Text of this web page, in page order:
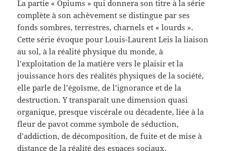
La partie « Opiums » qui donnera son titre à la série
complète à son achèvement se distingue par ses
fonds sombres, terrestres, charnels et « lourds ».
Cette série évoque pour Louis-Laurent Leis la liaison
au sol, à la réalité physique du monde, à
l’exploitation de la matière vers le plaisir et la
jouissance hors des réalités physiques de la société,
elle parle de l’égoïsme, de l’ignorance et de la
destruction. Y transparaît une dimension quasi
organique, presque viscérale ou décadente, liée à la
fleur de pavot comme symbole de séduction,
d’addiction, de décomposition, de fuite et de mise à
distance de la réalité des espaces sociaux.